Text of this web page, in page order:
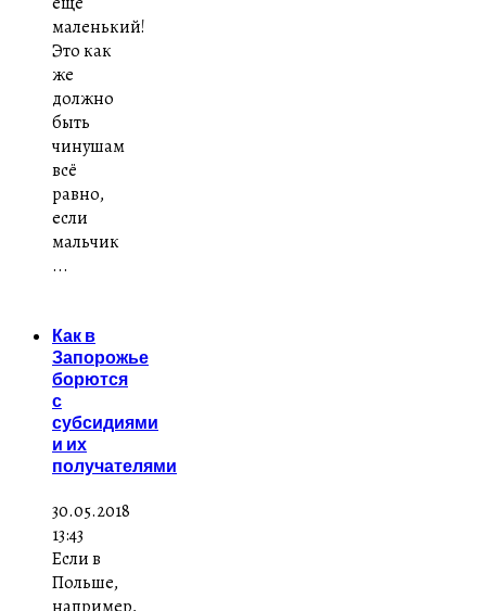
маленький!
Это как
же
должно
быть
чинушам
всё
равно,
если
мальчик
...
Как в
Запорожье
борются
с
субсидиями
и их
получателями
30.05.2018
13:43
Если в
Польше,